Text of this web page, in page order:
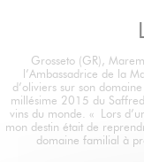
Grosseto (GR),
l’Ambassadrice de la
d’oliviers sur son
millésime 2015 du
vins du monde. « Lors
mon destin était de
domaine familial à